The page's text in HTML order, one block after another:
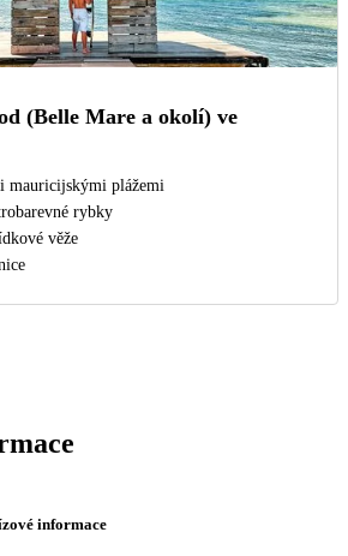
(Belle Mare a okolí) ve
mauricijskými plážemi
rybky
věže
informace